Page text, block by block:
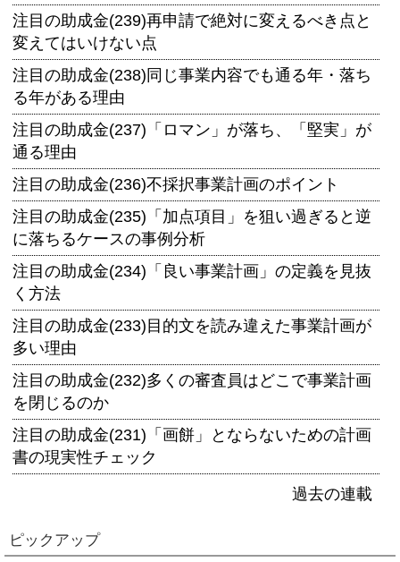
注目の助成金(239)再申請で絶対に変えるべき点と
変えてはいけない点
注目の助成金(238)同じ事業内容でも通る年・落ち
る年がある理由
注目の助成金(237)「ロマン」が落ち、「堅実」が
通る理由
注目の助成金(236)不採択事業計画のポイント
注目の助成金(235)「加点項目」を狙い過ぎると逆
に落ちるケースの事例分析
注目の助成金(234)「良い事業計画」の定義を見抜
く方法
注目の助成金(233)目的文を読み違えた事業計画が
多い理由
注目の助成金(232)多くの審査員はどこで事業計画
を閉じるのか
注目の助成金(231)「画餅」とならないための計画
書の現実性チェック
過去の連載
ピックアップ